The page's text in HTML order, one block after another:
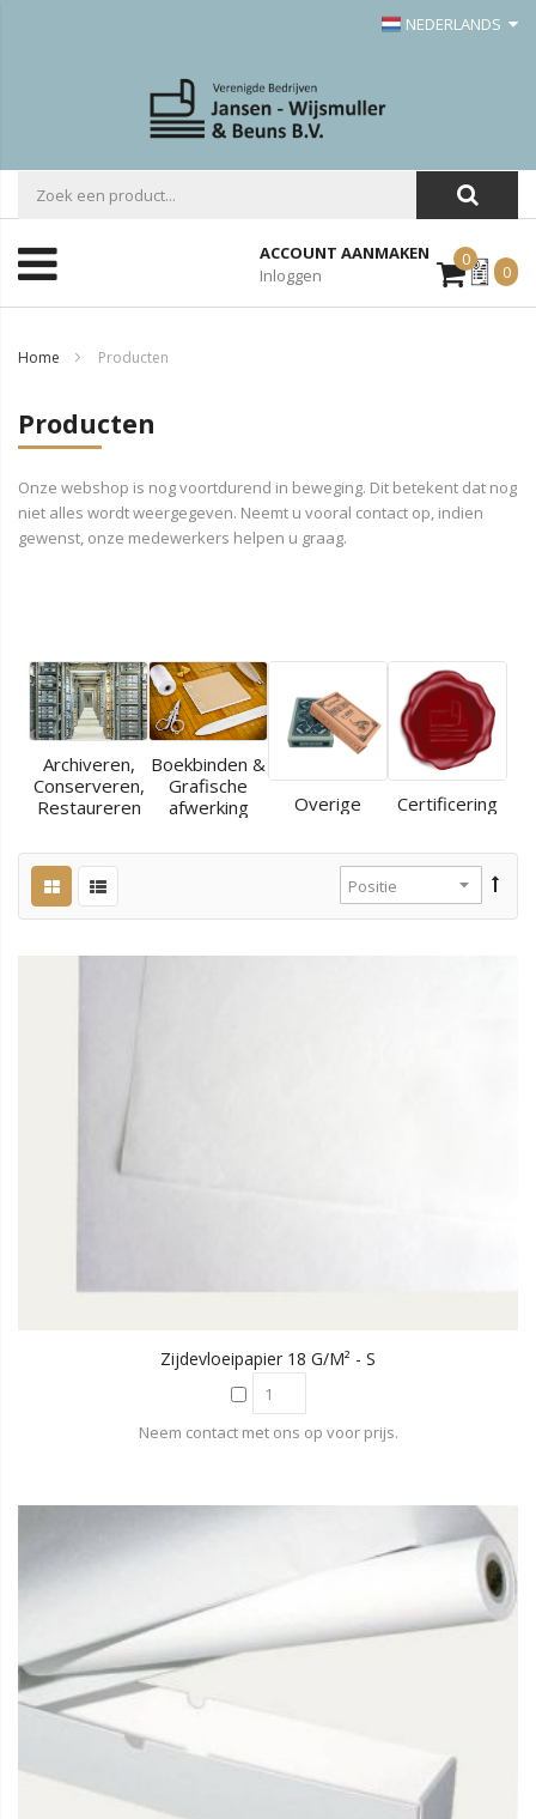
NEDERLANDS
ACCOUNT AANMAKEN
Inloggen
0Mijn
Offerte
0
Home Producten
Producten
Onze webshop is nog voortdurend in beweging. Dit betekent dat nog
niet alles wordt weergegeven. Neemt u vooral contact op, indien
gewenst, onze medewerkers helpen u graag.
Archiveren,
Conserveren,
Restaureren
Boekbinden &
Grafische
afwerking
Overige Certificering
Zijdevloeipapier 18 G/m² - S
Neem contact met ons op voor prijs.